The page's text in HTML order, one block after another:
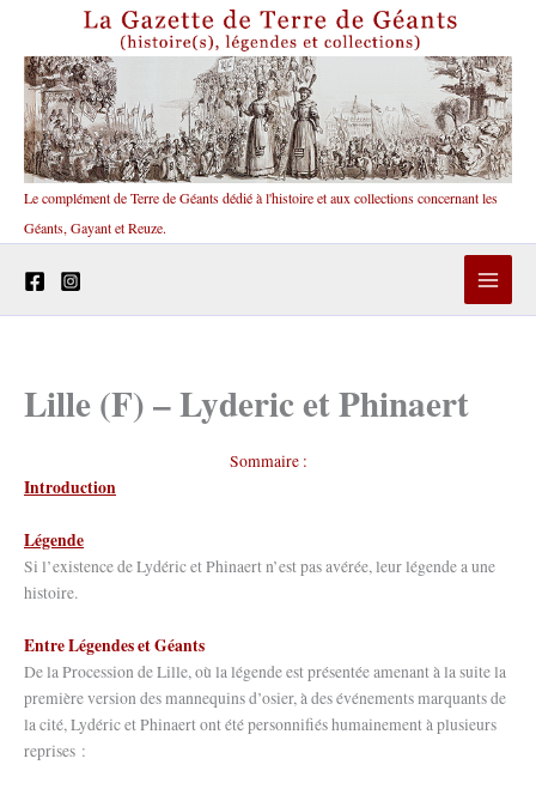
contenu
Le complément de Terre de Géants dédié à l'histoire et aux collections concernant les
Géants, Gayant et Reuze.
Lille (F) – Lyderic et Phinaert
Sommaire :
Introduction
Légende
Si l’existence de Lydéric et Phinaert n’est pas avérée, leur légende a une
histoire.
EntreLégendes et Géants
De la Procession de Lille, où la légende est présentée amenant à la suite la
première version des mannequins d’osier, à des événements marquants de
la cité, Lydéric et Phinaert ont été personnifiés humainement à plusieurs
reprises :